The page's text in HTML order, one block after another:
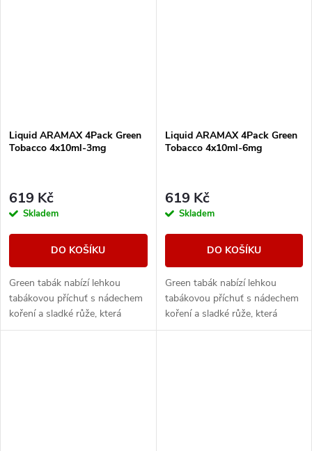
Liquid ARAMAX 4Pack Green
Tobacco 4x10ml-3mg
619 Kč
Skladem
DO KOŠÍKU
Green tabák nabízí lehkou
tabákovou příchuť s nádechem
koření a sladké růže, která
zanechá lehce pikantní příchuť.
Liquid ARAMAX 4Pack Green
Tobacco 4x10ml-6mg
619 Kč
Skladem
DO KOŠÍKU
Green tabák nabízí lehkou
tabákovou příchuť s nádechem
koření a sladké růže, která
zanechá lehce pikantní příchuť.